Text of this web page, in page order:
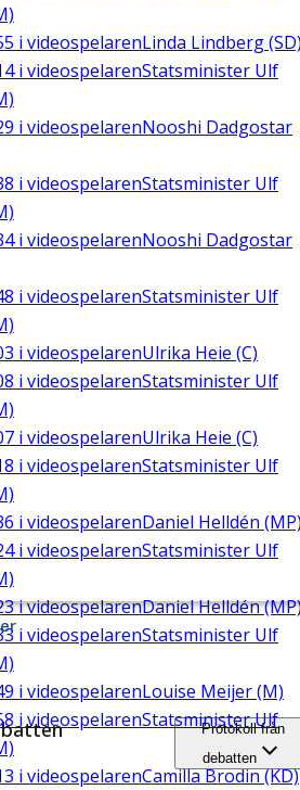
i videospelarenLinda Lindberg
i videospelarenStatsminister Ulf
i videospelarenNooshi Dadgostar
i videospelarenStatsminister Ulf
i videospelarenNooshi Dadgostar
i videospelarenStatsminister Ulf
i videospelarenUlrika Heie (C)
i videospelarenStatsminister Ulf
i videospelarenUlrika Heie (C)
i videospelarenStatsminister Ulf
i videospelarenDaniel Helldén
i videospelarenStatsminister Ulf
i videospelarenDaniel Helldén
i videospelarenStatsminister Ulf
i videospelarenLouise Meijer (M)
i videospelarenStatsminister Ulf
i videospelarenCamilla Brodin (KD)
Protokoll från
debatten